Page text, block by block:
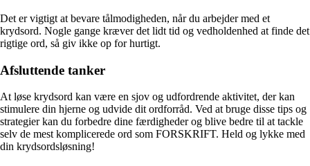
Det er vigtigt at bevare tålmodigheden, når du arbejder med et
krydsord. Nogle gange kræver det lidt tid og vedholdenhed at finde det
rigtige ord, så giv ikke op for hurtigt.
Afsluttende tanker
At løse krydsord kan være en sjov og udfordrende aktivitet, der kan
stimulere din hjerne og udvide dit ordforråd. Ved at bruge disse tips og
strategier kan du forbedre dine færdigheder og blive bedre til at tackle
selv de mest komplicerede ord som FORSKRIFT. Held og lykke med
din krydsordsløsning!